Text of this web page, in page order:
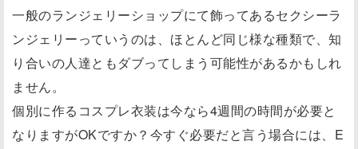
一般のランジェリーショップにて飾ってあるセクシーラ
ンジェリーっていうのは、ほとんど同じ様な種類で、知
り合いの人達ともダブってしまう可能性があるかもしれ
ません。
個別に作るコスプレ衣装は今なら4週間の時間が必要と
なりますがOKですか？今すぐ必要だと言う場合には、E